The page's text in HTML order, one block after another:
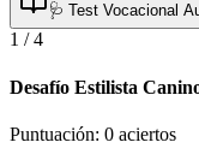
🩺 Test Vocacional
1 /4
Desafío Estilista
Puntuación: 0 aciertos